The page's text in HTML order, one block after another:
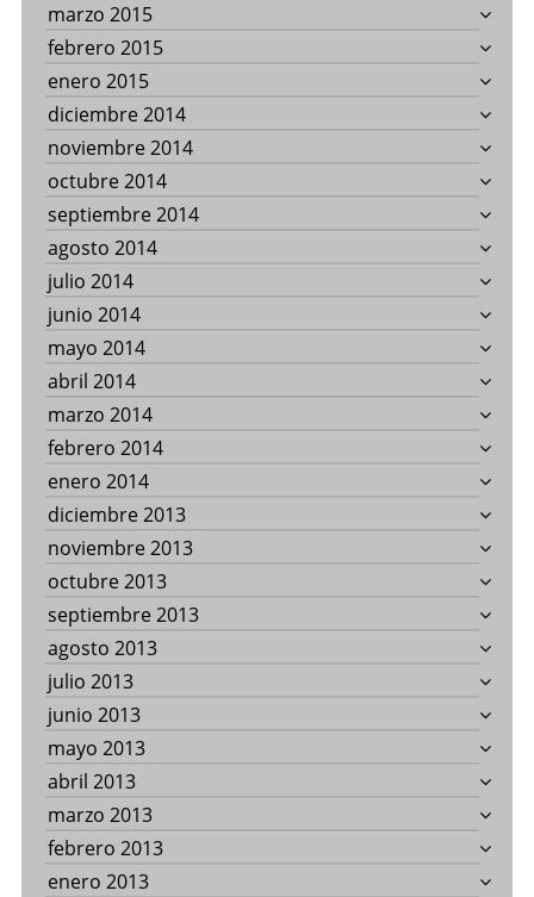
marzo 2015
febrero 2015
enero 2015
diciembre 2014
noviembre 2014
octubre 2014
septiembre 2014
agosto 2014
julio 2014
junio 2014
mayo 2014
abril 2014
marzo 2014
febrero 2014
enero 2014
diciembre 2013
noviembre 2013
octubre 2013
septiembre 2013
agosto 2013
julio 2013
junio 2013
mayo 2013
abril 2013
marzo 2013
febrero 2013
enero 2013